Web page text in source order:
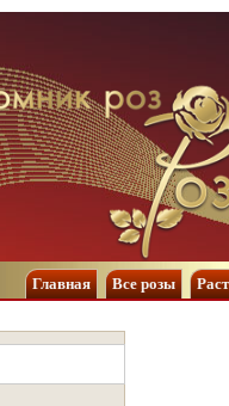
Главная Все розы